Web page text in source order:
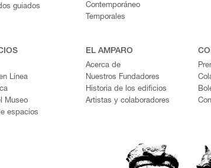
guiados
Contemporáneo
Temporales
Línea
Museo
espacios
EL AMPARO
Acerca de
Nuestros Fundadores
Historia de los edificios
Artistas y colaboradores